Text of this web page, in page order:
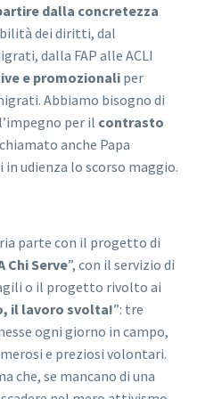
dalla concretezza
dei diritti, dal
dalla FAP alle ACLI
e promozionali per
Abbiamo bisogno di
per il contrasto
anche Papa
in udienza lo scorso maggio.
parte con il progetto di
Chi Serve”, con il servizio di
o il progetto rivolto ai
il lavoro svolta!”: tre
ogni giorno in campo,
e preziosi volontari.
che, se mancano di una